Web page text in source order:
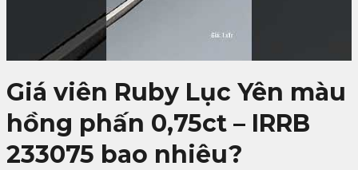
Giá viên Ruby Lục Yên màu
hồng phấn 0,75ct – IRRB
233075 bao nhiêu?